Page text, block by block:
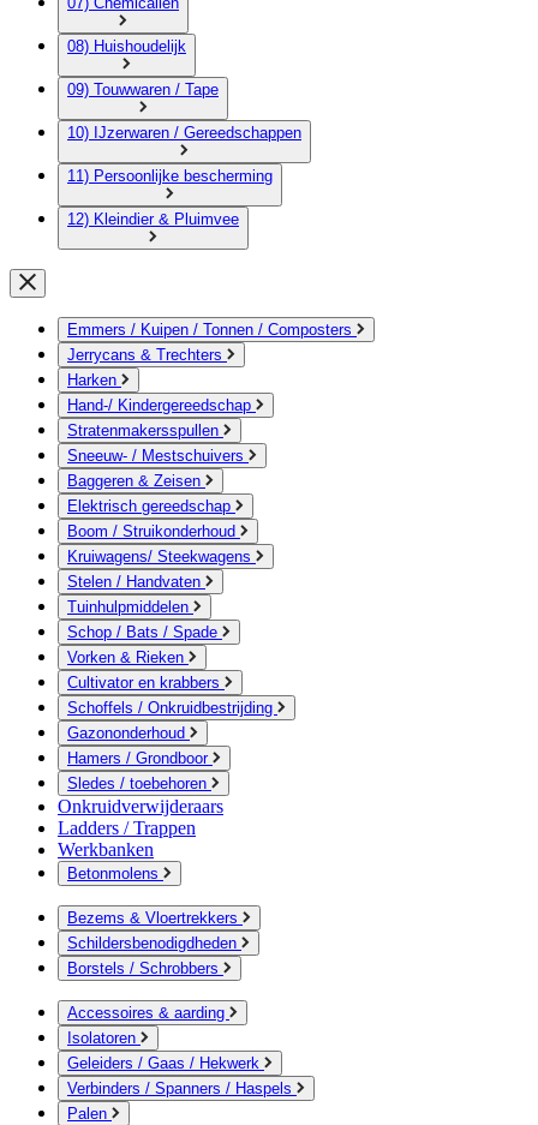
08) Huishoudelijk
09) Touwwaren / Tape
10) IJzerwaren / Gereedschappen
11) Persoonlijke bescherming
12) Kleindier & Pluimvee
Emmers / Kuipen / Tonnen / Composters
Jerrycans & Trechters
Harken
Hand-/ Kindergereedschap
Stratenmakersspullen
Sneeuw- / Mestschuivers
Baggeren & Zeisen
Elektrisch gereedschap
Boom / Struikonderhoud
Kruiwagens/ Steekwagens
Stelen / Handvaten
Tuinhulpmiddelen
Schop / Bats / Spade
Vorken & Rieken
Cultivator en krabbers
Schoffels / Onkruidbestrijding
Gazononderhoud
Hamers / Grondboor
Sledes / toebehoren
Onkruidverwijderaars
Ladders / Trappen
Werkbanken
Betonmolens
Bezems & Vloertrekkers
Schildersbenodigdheden
Borstels / Schrobbers
Accessoires & aarding
Isolatoren
Geleiders / Gaas / Hekwerk
Verbinders / Spanners / Haspels
Palen